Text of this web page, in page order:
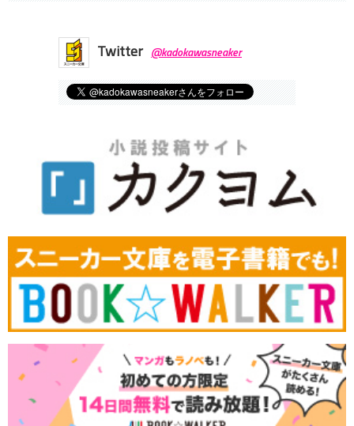
Twitter @kadokawasneaker